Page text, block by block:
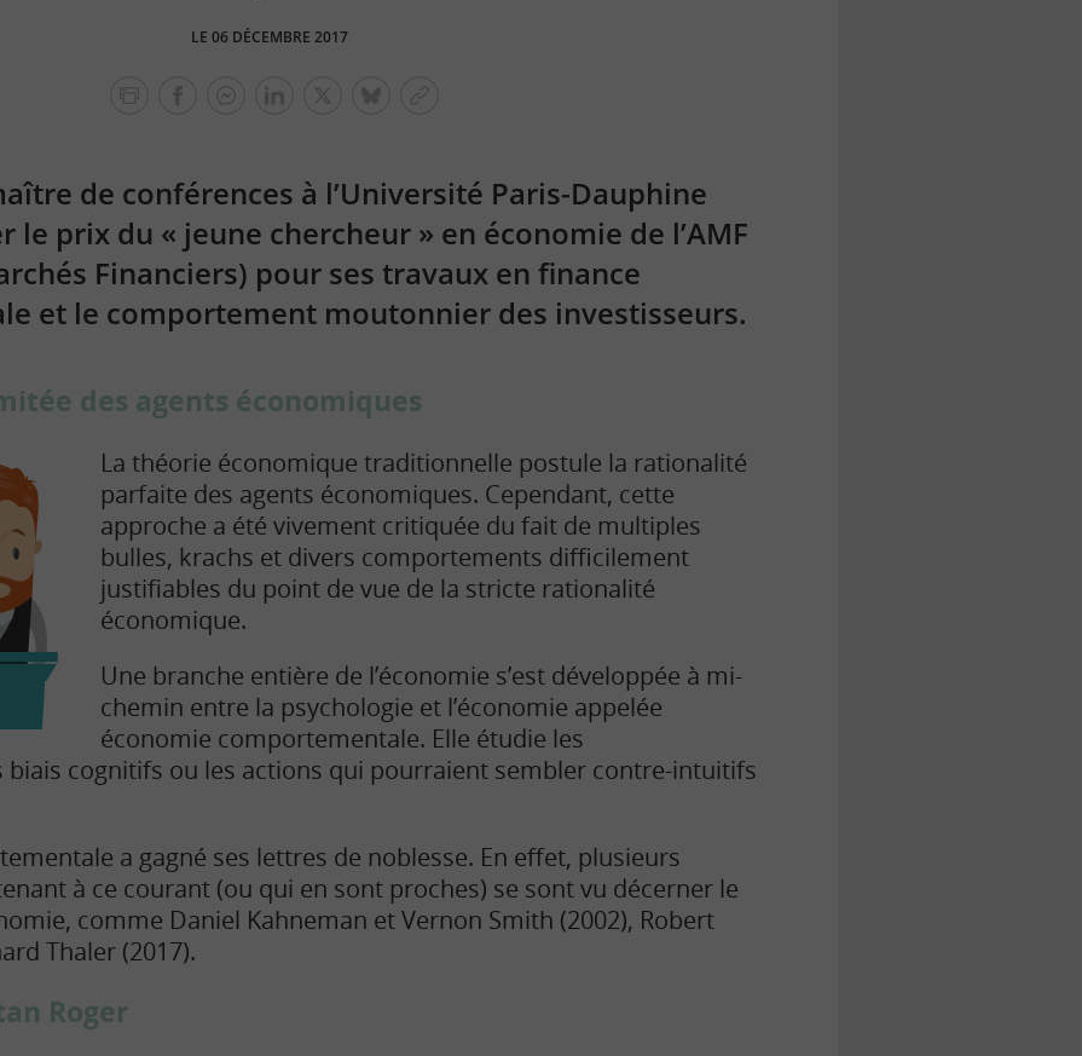
LE 06 DÉCEMBRE 2017
de conférences à l’Université Paris-Dauphine
le prix du « jeune chercheur » en économie de l’AMF
Financiers) pour ses travaux en finance
et le comportement moutonnier des investisseurs.
des agents économiques
La théorie économique traditionnelle postule la rationalité
parfaite des agents économiques. Cependant, cette
approche a été vivement critiquée du fait de multiples
bulles, krachs et divers comportements difficilement
justifiables du point de vue de la stricte rationalité
économique.
Une branche entière de l’économie s’est développée à mi-
chemin entre la psychologie et l’économie appelée
économie comportementale. Elle étudie les
cognitifs ou les actions qui pourraient sembler contre-intuitifs
a gagné ses lettres de noblesse. En effet, plusieurs
à ce courant (ou qui en sont proches) se sont vu décerner le
comme Daniel Kahneman et Vernon Smith (2002), Robert
Thaler (2017).
Roger